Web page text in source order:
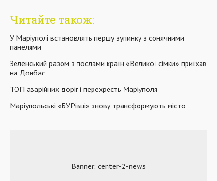
Читайте також:
У Маріуполі встановлять першу зупинку з сонячними
панелями
Зеленський разом з послами країн «Великої сімки» приїхав
на Донбас
ТОП аварійних доріг і перехресть Маріуполя
Маріупольські «БУРівці» знову трансформують місто